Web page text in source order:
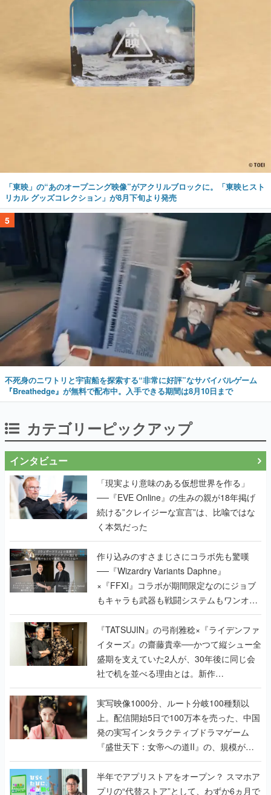
「東映」の“あのオープニング映像”がアクリルブロックに。「東映ヒスト
リカル グッズコレクション」が8月下旬より発売
5
不死身のニワトリと宇宙船を探索する“非常に好評”なサバイバルゲーム
『Breathedge』が無料で配布中。入手できる期間は8月10日まで
カテゴリーピックアップ
インタビュー
「現実より意味のある仮想世界を作る」
──『EVE Online』の生みの親が18年掲げ
続ける”クレイジーな宣言”は、比喩ではな
く本気だった
作り込みのすさまじさにコラボ先も驚嘆
──『Wizardry Variants Daphne』
×『FFXI』コラボが期間限定なのにジョブ
もキャラも武器も戦闘システムもワンオフ
で作り込まれた理由を両ディレクターに聞
く
『TATSUJIN』の弓削雅稔×『ライデンファ
イターズ』の齋藤貴幸──かつて縦シュー全
盛期を支えていた2人が、30年後に同じ会
社で机を並べる理由とは。新作
『TATSUJIN EXTREME』で初タッグを組
んだレジェンド2人に訊く開発秘話
実写映像1000分、ルート分岐100種類以
上。配信開始5日で100万本を売った、中国
発の実写インタラクティブドラマゲーム
『盛世天下：女帝への道II』の、規模が違
うこだわりをプロデューサーに聞いた
半年でアプリストアをオープン？ スマホア
プリの“代替ストア”として、わずか6ヵ月で